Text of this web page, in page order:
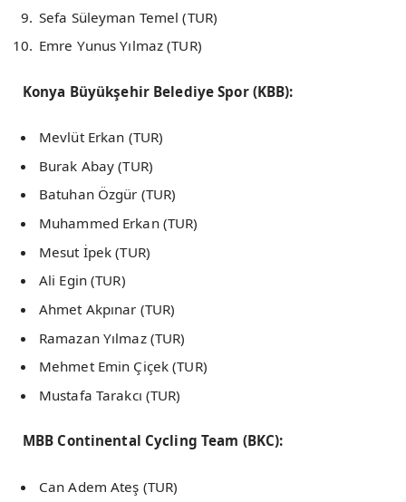
Sefa Süleyman Temel (TUR)
Emre Yunus Yılmaz (TUR)
Konya Büyükşehir Belediye Spor (KBB):
Mevlüt Erkan (TUR)
Burak Abay (TUR)
Batuhan Özgür (TUR)
Muhammed Erkan (TUR)
Mesut İpek (TUR)
Ali Egin (TUR)
Ahmet Akpınar (TUR)
Ramazan Yılmaz (TUR)
Mehmet Emin Çiçek (TUR)
Mustafa Tarakcı (TUR)
MBB Continental Cycling Team (BKC):
Can Adem Ateş (TUR)